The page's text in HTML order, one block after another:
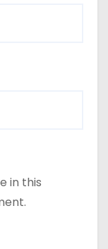
in this